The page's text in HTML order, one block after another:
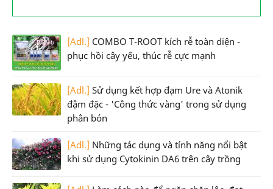
[Adl.] COMBO T-ROOT kích rễ toàn diện -
phục hồi cây yếu, thúc rễ cực mạnh
[Adl.] Sử dụng kết hợp đạm Ure và Atonik
đậm đặc - 'Công thức vàng' trong sử dụng
phân bón
[Adl.] Những tác dụng và tính năng nổi bật
khi sử dụng Cytokinin DA6 trên cây trồng